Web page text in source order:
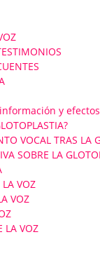
y
VOCAL TRAS LA
SOBRE LA
VOZ
VOZ
LA VOZ